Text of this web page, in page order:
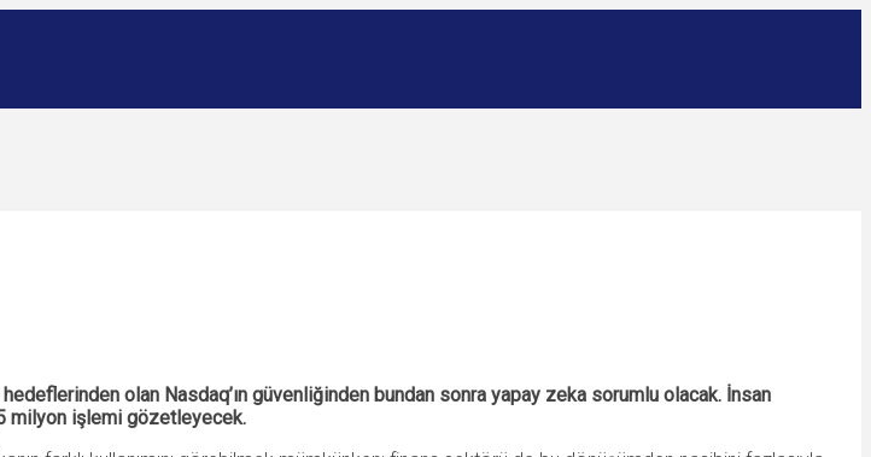
hedeflerinden olan Nasdaq’ın güvenliğinden bundan sonra yapay zeka sorumlu olacak. İnsan
milyon işlemi gözetleyecek.